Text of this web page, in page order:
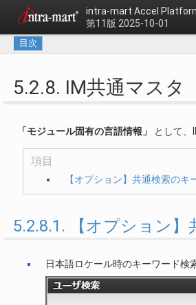
intra-mart Accel
第11版 2025-10-01
目次
5.2.8. IM共通マスタ
「モジュール固有の言語情報」 として
項目
【オプション】共通検索の
5.2.8.1. 【オプション
日本語ロケール時のキーワード検